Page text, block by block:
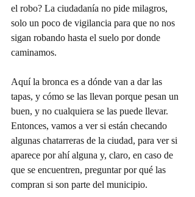
el robo? La ciudadanía no pide milagros,
solo un poco de vigilancia para que no nos
sigan robando hasta el suelo por donde
caminamos.
Aquí la bronca es a dónde van a dar las
tapas, y cómo se las llevan porque pesan un
buen, y no cualquiera se las puede llevar.
Entonces, vamos a ver si están checando
algunas chatarreras de la ciudad, para ver si
aparece por ahí alguna y, claro, en caso de
que se encuentren, preguntar por qué las
compran si son parte del municipio.